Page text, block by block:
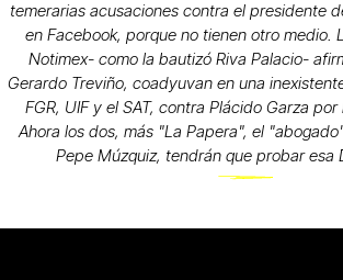
temerarias acusaciones contra el presidente
en Facebook, porque no tienen otro medio.
Notimex- como la bautizó Riva Palacio-
Gerardo Treviño, coadyuvan en una
FGR, UIF y el SAT, contra Plácido Garza
Ahora los dos, más "La Papera", el
Pepe Múzquiz, tendrán que probar esa